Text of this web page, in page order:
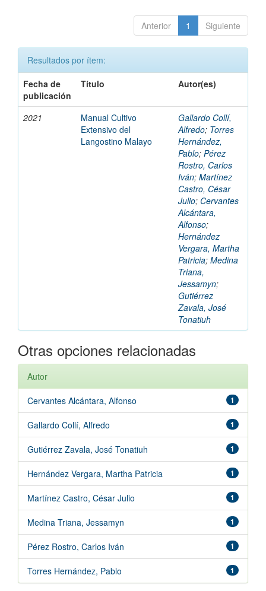
Anterior 1 Siguiente
Resultados por ítem:
Fecha de
publicación
Título Autor(es)
2021
Manual Cultivo
Extensivo del
Langostino Malayo
Gallardo Collí,
Alfredo; Torres
Hernández,
Pablo; Pérez
Rostro, Carlos
Iván; Martínez
Castro, César
Julio; Cervantes
Alcántara,
Alfonso;
Hernández
Vergara, Martha
Patricia; Medina
Triana,
Jessamyn;
Gutiérrez
Zavala, José
Tonatiuh
Otras opciones relacionadas
Autor
1
Cervantes Alcántara, Alfonso
1
Gallardo Collí, Alfredo
1
Gutiérrez Zavala, José Tonatiuh
1
Hernández Vergara, Martha Patricia
1
Martínez Castro, César Julio
1
Medina Triana, Jessamyn
1
Pérez Rostro, Carlos Iván
1
Torres Hernández, Pablo